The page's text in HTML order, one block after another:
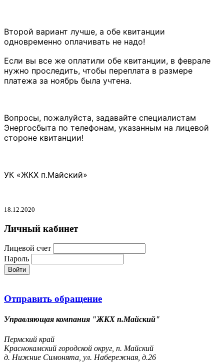
Второй вариант лучше, а обе квитанции
одновременно оплачивать не надо!
Если вы все же оплатили обе квитанции, в феврале
нужно проследить, чтобы переплата в размере
платежа за ноябрь была учтена.
Вопросы, пожалуйста, задавайте специалистам
Энергосбыта по телефонам, указанным на лицевой
стороне квитанции!
УК «ЖКХ п.Майский»
18.12.2020
Личный кабинет
Лицевой счет
Пароль
Войти
Отправить обращение
Управляющая компания "ЖКХ п.Майский"
Пермский край
Краснокамский городской округ, п. Майский
д. Нижние Симонята, ул. Набережная, д.26